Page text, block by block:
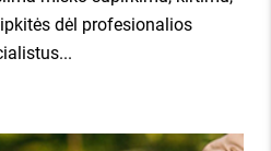
dėl profesionalios